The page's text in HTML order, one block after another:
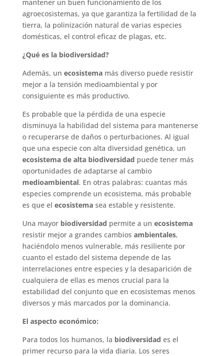
mantener un buen funcionamiento de los
agroecosistemas, ya que garantiza la fertilidad de la
tierra, la polinización natural de varias especies
domésticas, el control eficaz de plagas, etc.
¿Qué es la biodiversidad?
Además, un ecosistema más diverso puede resistir
mejor a la tensión medioambiental y por
consiguiente es más productivo.
Es probable que la pérdida de una especie
disminuya la habilidad del sistema para mantenerse
o recuperarse de daños o perturbaciones. Al igual
que una especie con alta diversidad genética, un
ecosistema de alta biodiversidad puede tener más
oportunidades de adaptarse al cambio
medioambiental. En otras palabras: cuantas más
especies comprende un ecosistema, más probable
es que el ecosistemasea estable y resistente.
Una mayor biodiversidad permite a un ecosistema
resistir mejor a grandes cambios ambientales,
haciéndolo menos vulnerable, más resiliente por
cuanto el estado del sistema depende de las
interrelaciones entre especies y la desaparición de
cualquiera de ellas es menos crucial para la
estabilidad del conjunto que en ecosistemas menos
diversos y más marcados por la dominancia.
El aspecto económico:
Para todos los humanos, la biodiversidad es el
primer recurso para la vida diaria. Los seres